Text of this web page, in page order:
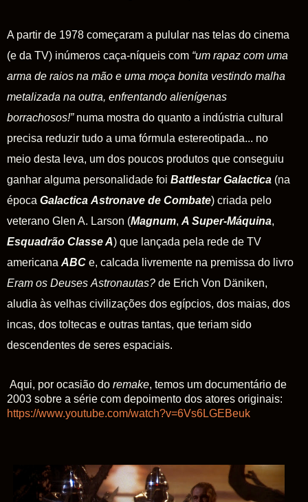
A partir de 1978 começaram a pulular nas telas do cinema
(e da TV) inúmeros caça-níqueis com “um rapaz com uma
arma de raios na mão e uma moça bonita vestindo malha
metalizada na outra, enfrentando alienígenas
borrachosos!” numa mostra do quanto a indústria cultural
precisa reduzir tudo a uma fórmula estereotipada... no
meio desta leva, um dos poucos produtos que conseguiu
ganhar alguma personalidade foi Battlestar Galactica (na
época Galactica Astronave de Combate) criada pelo
veterano Glen A. Larson (Magnum, A Super-Máquina,
Esquadrão ClasseA) que lançada pela rede de TV
americana ABC e, calcada livremente na premissa do livro
Eram os Deuses Astronautas? de Erich Von Däniken,
aludia às velhas civilizações dos egípcios, dos maias, dos
incas, dos toltecas e outras tantas, que teriam sido
descendentes de seres espaciais.
Aqui, por ocasião do remake, temos um documentário de
2003 sobre a série com depoimento dos atores originais:
https://www.youtube.com/watch?v=6Vs6LGEBeuk